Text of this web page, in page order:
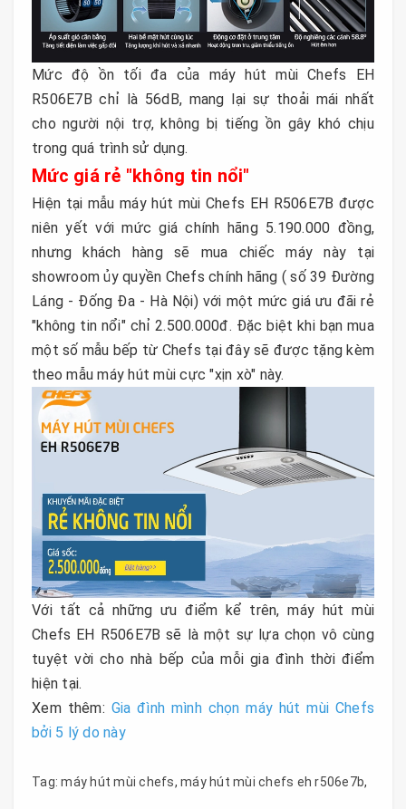
Mức độ ồn tối đa của máy hút mùi Chefs EH
R506E7B chỉ là 56dB, mang lại sự thoải mái nhất
cho người nội trợ, không bị tiếng ồn gây khó chịu
trong quá trình sử dụng.
Mức giá rẻ "không tin nổi"
Hiện tại mẫu máy hút mùi Chefs EH R506E7B được
niên yết với mức giá chính hãng 5.190.000 đồng,
nhưng khách hàng sẽ mua chiếc máy này tại
showroom ủy quyền Chefs chính hãng ( số 39 Đường
Láng - Đống Đa - Hà Nội) với một mức giá ưu đãi rẻ
"không tin nổi" chỉ 2.500.000đ. Đặc biệt khi bạn mua
một số mẫu bếp từ Chefs tại đây sẽ được tặng kèm
theo mẫu máy hút mùi cực "xịn xò" này.
Với tất cả những ưu điểm kể trên, máy hút mùi
Chefs EH R506E7B sẽ là một sự lựa chọn vô cùng
tuyệt vời cho nhà bếp của mỗi gia đình thời điểm
hiện tại.
Xem thêm: Gia đình mình chọn máy hút mùi Chefs
bởi 5 lý do này
Tag: máy hút mùi chefs, máy hút mùi chefs eh r506e7b,